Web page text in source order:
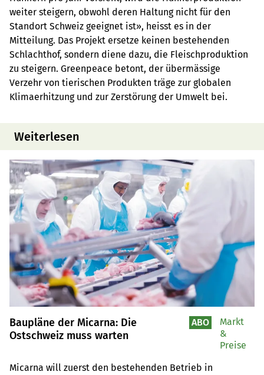
weiter steigern, obwohl deren Haltung nicht für den
Standort Schweiz geeignet ist», heisst es in der
Mitteilung. Das Projekt ersetze keinen bestehenden
Schlachthof, sondern diene dazu, die Fleischproduktion
zu steigern. Greenpeace betont, der übermässige
Verzehr von tierischen Produkten träge zur globalen
Klimaerhitzung und zur Zerstörung der Umwelt bei.
Weiterlesen
Baupläne der Micarna: Die
Ostschweiz muss warten
Micarna will zuerst den bestehenden Betrieb in
ABO
Markt
&
Preise